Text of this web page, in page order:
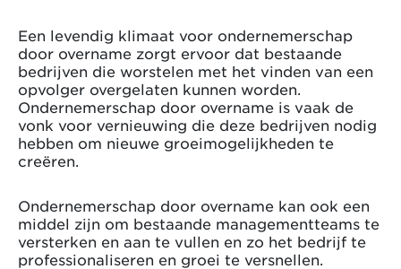
Een levendig klimaat voor ondernemerschap
door overname zorgt ervoor dat bestaande
bedrijven die worstelen met het vinden van een
opvolger overgelaten kunnen worden.
Ondernemerschap door overname is vaak de
vonk voor vernieuwing die deze bedrijven nodig
hebben om nieuwe groeimogelijkheden te
creëren.
Ondernemerschap door overname kan ook een
middel zijn om bestaande managementteams te
versterken en aan te vullen en zo het bedrijf te
professionaliseren en groei te versnellen.